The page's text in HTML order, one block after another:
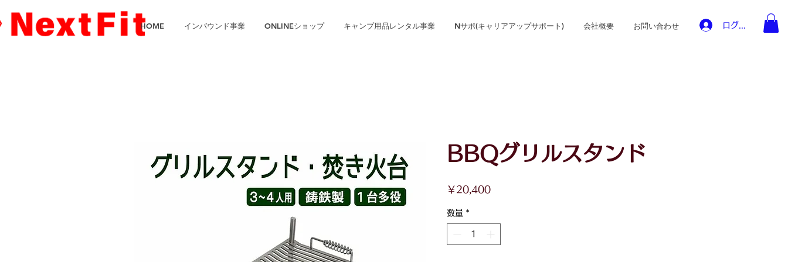
HOME インバウンド事業 ONLINEショップ キャンプ用品レンタル事業 Nサポ(キャリアアップサポート) 会社概要 お問い合わせ ログイン
BBQグリルスタンド
￥20,400価
数量 *